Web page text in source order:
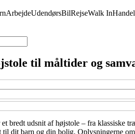
ArbejdeUdendørsBilRejseWalk InHandel
til måltider og
bredt udsnit af højstole – fra klassiske
til dit barn og din bolig. Oplysningerne